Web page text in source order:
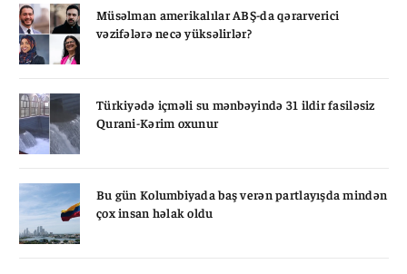
Müsəlman amerikalılar ABŞ-da qərarverici
vəzifələrə necə yüksəlirlər?
Türkiyədə içməli su mənbəyində 31 ildir fasiləsiz
Qurani-Kərim oxunur
Bu gün Kolumbiyada baş verən partlayışda mindən
çox insan həlak oldu